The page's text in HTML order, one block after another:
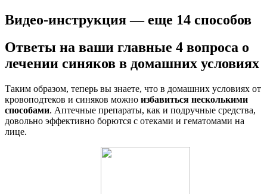
Видео-инструкция — еще 14 способов
Ответы на ваши главные 4 вопроса о
лечении синяков в домашних условиях
Таким образом, теперь вы знаете, что в домашних условиях от
кровоподтеков и синяков можно избавиться несколькими
способами. Аптечные препараты, как и подручные средства,
довольно эффективно борются с отеками и гематомами на
лице.